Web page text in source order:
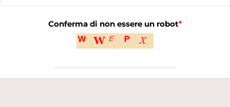
Conferma di non essere un robot*